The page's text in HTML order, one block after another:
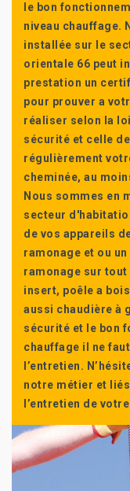
le bon
niveau chauffage.
installée sur le
orientale 66 peut
prestation un
pour prouver a
réaliser selon la
sécurité et celle
régulièrement
cheminée, au
Nous sommes en
secteur
de vos appareils
ramonage et ou
ramonage sur
insert, poêle a
aussi chaudière à
sécurité et le bon
chauffage il ne
l’entretien.
notre métier et
l’entretien de